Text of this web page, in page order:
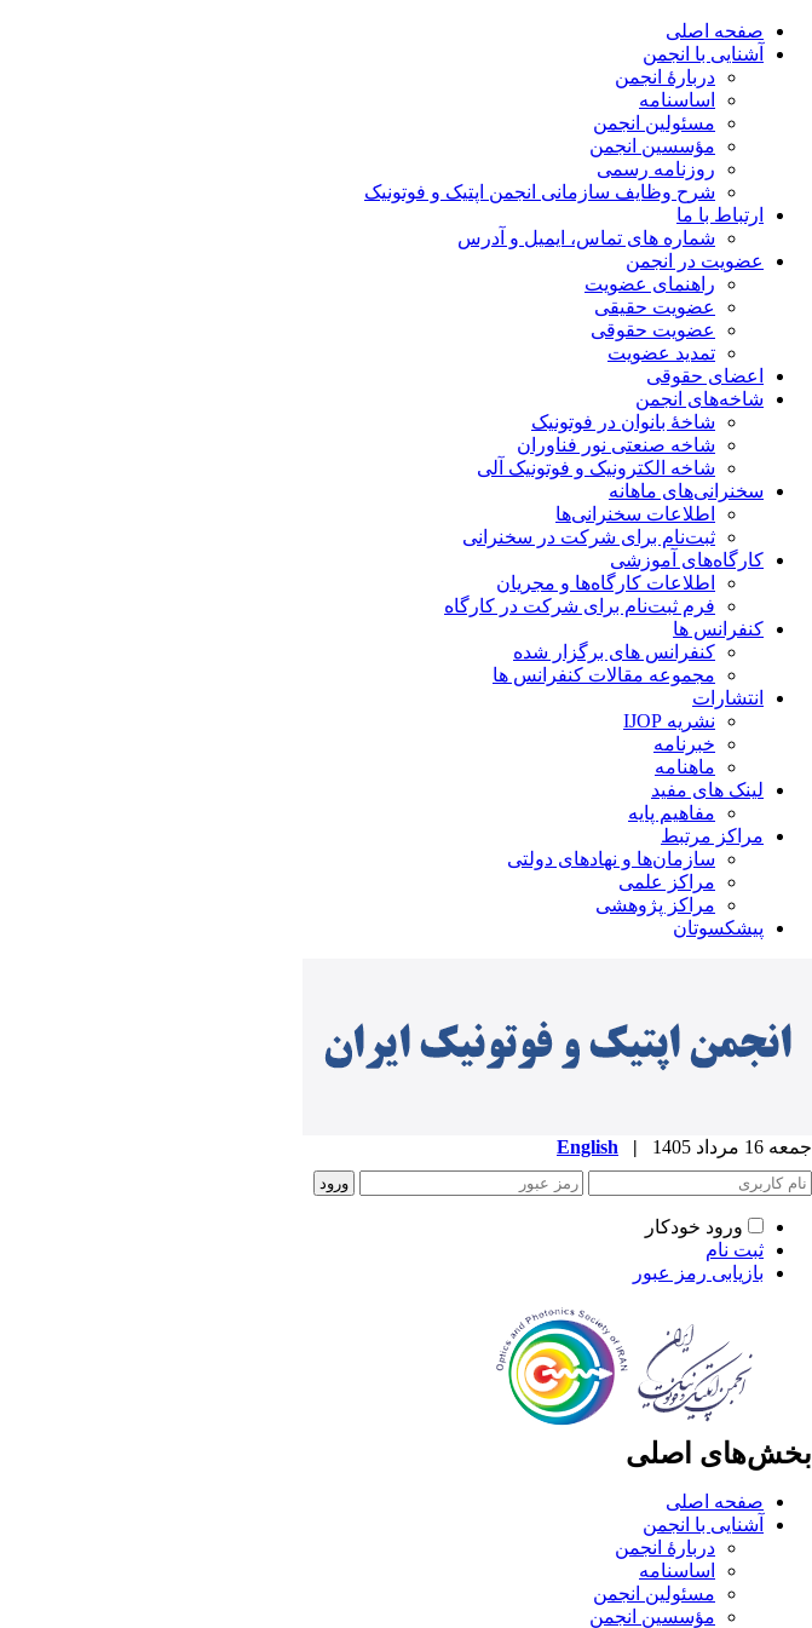
صفحه اصلی
آشنایی با انجمن
دربارۀ انجمن
اساسنامه
مسئولین انجمن
مؤسسین انجمن
روزنامه رسمی
شرح وظایف سازمانی انجمن اپتیک و فوتونیک
ارتباط با ما
شماره های تماس، ایمیل و آدرس
عضویت در انجمن
راهنمای عضویت
عضویت حقیقی
عضویت حقوقی
تمدید عضویت
اعضای حقوقی
شاخه‌های انجمن
شاخۀ بانوان در فوتونیک
شاخه صنعتی نور فناوران
شاخه‌ الکترونیک و فوتونیک آلی
سخنرانی‌های ماهانه
اطلاعات سخنرانی‌‌ها
ثبت‌نام برای شرکت در سخنرانی
کارگاه‌های آموزشی
اطلاعات کارگاه‌ها و مجریان
فرم ثبت‌نام برای شرکت در کارگاه
کنفرانس ها
کنفرانس های برگزار شده
مجموعه مقالات کنفرانس ها
انتشارات
نشریه IJOP
خبرنامه
ماهنامه
لینک های مفید
مفاهیم پایه
مراکز مرتبط
سازمان‌ها و نهادهای دولتی
مراکز علمی
مراکز پژوهشی
پیشکسوتان
جمعه 16 مرداد 1405 |
English
ورود خودکار
ثبت نام
بازیابی رمز عبور
بخش‌های اصلی
صفحه اصلی
آشنایی با انجمن
دربارۀ انجمن
اساسنامه
مسئولین انجمن
مؤسسین انجمن